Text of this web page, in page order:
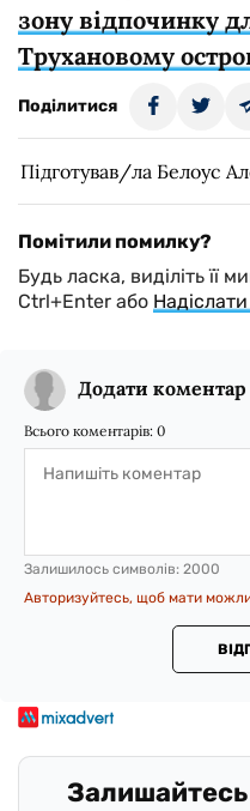
зону відпочинку
Трухановому
Поділитися
Підготував/ла Белоус
Помітили помилку?
Будь ласка, виділіть її
Ctrl+Enter або
Додати коментар
Всього коментарів: 0
Залишилось символів: 2000
Авторизуйтесь, щоб мати
Залишайтесь